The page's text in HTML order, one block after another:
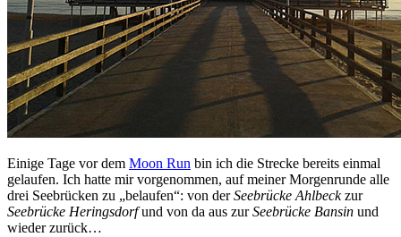
Einige Tage vor dem Moon Run bin ich die Strecke bereits einmal
gelaufen. Ich hatte mir vorgenommen, auf meiner Morgenrunde alle
drei Seebrücken zu „belaufen“: von derSeebrücke Ahlbeckzur
Seebrücke Heringsdorfund von da aus zurSeebrücke Bansin und
wieder zurück…